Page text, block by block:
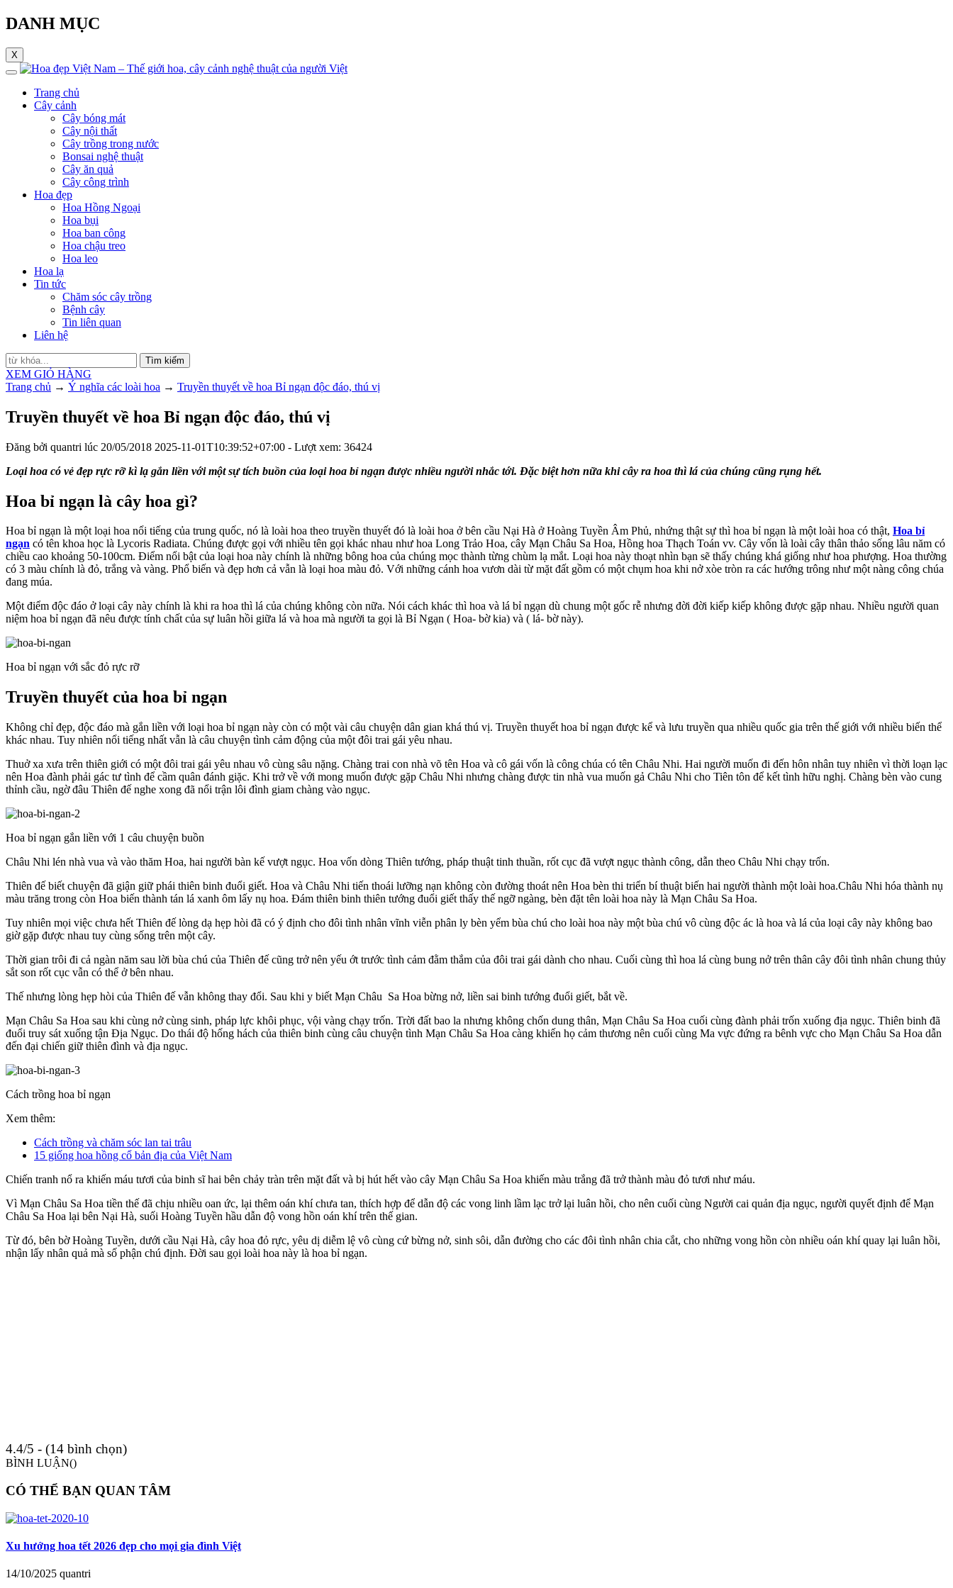
DANH MỤC
X
Trang chủ
Cây cảnh
Cây bóng mát
Cây nội thất
Cây trồng trong nước
Bonsai nghệ thuật
Cây ăn quả
Cây công trình
Hoa đẹp
Hoa Hồng Ngoại
Hoa bụi
Hoa ban công
Hoa chậu treo
Hoa leo
Hoa lạ
Tin tức
Chăm sóc cây trồng
Bệnh cây
Tin liên quan
Liên hệ
Tìm kiếm
XEM GIỎ HÀNG
Trang chủ → Ý nghĩa các loài hoa → Truyền thuyết về hoa Bỉ ngạn độc đáo, thú vị
Truyền thuyết về hoa Bỉ ngạn độc đáo, thú vị
Đăng bởi quantri lúc 20/05/2018 2025-11-01T10:39:52+07:00 - Lượt xem: 36424
Loại hoa có vẻ đẹp rực rỡ kì lạ gắn liền với một sự tích buồn của loại hoa bỉ ngạn được nhiều người nhắc tới. Đặc biệt hơn nữa khi cây ra hoa thì lá của chúng cũng rụng hết.
Hoa bỉ ngạn là cây hoa gì?
Hoa bỉ ngạn là một loại hoa nổi tiếng của trung quốc, nó là loài hoa theo truyền thuyết đó là loài hoa ở bên cầu Nại Hà ở Hoàng Tuyền Âm Phủ, nhứng thật sự thì hoa bỉ ngạn là một loài hoa có thật, Hoa bỉ
ngạn có tên khoa học là Lycoris Radiata. Chúng được gọi với nhiều tên gọi khác nhau như hoa Long Trảo Hoa, cây Mạn Châu Sa Hoa, Hồng hoa Thạch Toán vv. Cây vốn là loài cây thân thảo sống lâu năm có
chiều cao khoảng 50-100cm. Điểm nổi bật của loại hoa này chính là những bông hoa của chúng mọc thành từng chùm lạ mắt. Loại hoa này thoạt nhìn bạn sẽ thấy chúng khá giống như hoa phượng. Hoa thường
có 3 màu chính là đỏ, trắng và vàng. Phổ biến và đẹp hơn cả vẫn là loại hoa màu đỏ. Với những cánh hoa vươn dài từ mặt đất gồm có một chụm hoa khi nở xòe tròn ra các hướng trông như một nàng công chúa
đang múa.
Một điểm độc đáo ở loại cây này chính là khi ra hoa thì lá của chúng không còn nữa. Nói cách khác thì hoa và lá bỉ ngạn dù chung một gốc rễ nhưng đời đời kiếp kiếp không được gặp nhau. Nhiều người quan
niệm hoa bỉ ngạn đã nêu được tính chất của sự luân hồi giữa lá và hoa mà người ta gọi là Bỉ Ngạn ( Hoa- bờ kia) và ( lá- bờ này).
Hoa bỉ ngạn với sắc đỏ rực rỡ
Truyền thuyết của hoa bỉ ngạn
Không chỉ đẹp, độc đáo mà gắn liền với loại hoa bỉ ngạn này còn có một vài câu chuyện dân gian khá thú vị. Truyền thuyết hoa bỉ ngạn được kể và lưu truyền qua nhiều quốc gia trên thế giới với nhiều biến thể
khác nhau. Tuy nhiên nổi tiếng nhất vẫn là câu chuyện tình cảm động của một đôi trai gái yêu nhau.
Thuở xa xưa trên thiên giới có một đôi trai gái yêu nhau vô cùng sâu nặng. Chàng trai con nhà võ tên Hoa và cô gái vốn là công chúa có tên Châu Nhi. Hai người muốn đi đến hôn nhân tuy nhiên vì thời loạn lạc
nên Hoa đành phải gác tư tình để cầm quân đánh giặc. Khi trở về với mong muốn được gặp Châu Nhi nhưng chàng được tin nhà vua muốn gả Châu Nhi cho Tiên tôn để kết tình hữu nghị. Chàng bèn vào cung
thỉnh cầu, ngờ đâu Thiên đế nghe xong đã nổi trận lôi đình giam chàng vào ngục.
Hoa bỉ ngạn gắn liền với 1 câu chuyện buồn
Châu Nhi lén nhà vua và vào thăm Hoa, hai người bàn kế vượt ngục. Hoa vốn dòng Thiên tướng, pháp thuật tinh thuần, rốt cục đã vượt ngục thành công, dẫn theo Châu Nhi chạy trốn.
Thiên đế biết chuyện đã giận giữ phái thiên binh đuổi giết. Hoa và Châu Nhi tiến thoái lưỡng nạn không còn đường thoát nên Hoa bèn thi triển bí thuật biến hai người thành một loài hoa.Châu Nhi hóa thành nụ
màu trăng trong còn Hoa biến thành tán lá xanh ôm lấy nụ hoa. Đám thiên binh thiên tướng đuổi giết thấy thế ngỡ ngàng, bèn đặt tên loài hoa này là Mạn Châu Sa Hoa.
Tuy nhiên mọi việc chưa hết Thiên đế lòng dạ hẹp hòi đã có ý định cho đôi tình nhân vĩnh viễn phân ly bèn yểm bùa chú cho loài hoa này một bùa chú vô cùng độc ác là hoa và lá của loại cây này không bao
giờ gặp được nhau tuy cùng sống trên một cây.
Thời gian trôi đi cả ngàn năm sau lời bùa chú của Thiên đế cũng trở nên yếu ớt trước tình cảm đằm thắm của đôi trai gái dành cho nhau. Cuối cùng thì hoa lá cùng bung nở trên thân cây đôi tình nhân chung thủy
sắt son rốt cục vẫn có thể ở bên nhau.
Thế nhưng lòng hẹp hòi của Thiên đế vẫn không thay đổi. Sau khi y biết Mạn Châu Sa Hoa bừng nở, liền sai binh tướng đuổi giết, bắt về.
Mạn Châu Sa Hoa sau khi cùng nở cùng sinh, pháp lực khôi phục, vội vàng chạy trốn. Trời đất bao la nhưng không chốn dung thân, Mạn Châu Sa Hoa cuối cùng đành phải trốn xuống địa ngục. Thiên binh đã
đuổi truy sát xuống tận Địa Ngục. Do thái độ hống hách của thiên binh cùng câu chuyện tình Mạn Châu Sa Hoa càng khiến họ cảm thương nên cuối cùng Ma vực đứng ra bênh vực cho Mạn Châu Sa Hoa dẫn
đến đại chiến giữ thiên đình và địa ngục.
Cách trồng hoa bỉ ngạn
Xem thêm:
Cách trồng và chăm sóc lan tai trâu
15 giống hoa hồng cổ bản địa của Việt Nam
Chiến tranh nổ ra khiến máu tươi của binh sĩ hai bên chảy tràn trên mặt đất và bị hút hết vào cây Mạn Châu Sa Hoa khiến màu trắng đã trở thành màu đỏ tươi như máu.
Vì Mạn Châu Sa Hoa tiền thế đã chịu nhiều oan ức, lại thêm oán khí chưa tan, thích hợp để dẫn độ các vong linh lầm lạc trở lại luân hồi, cho nên cuối cùng Người cai quản địa ngục, người quyết định để Mạn
Châu Sa Hoa lại bên Nại Hà, suối Hoàng Tuyền hầu dẫn độ vong hồn oán khí trên thế gian.
Từ đó, bên bờ Hoàng Tuyền, dưới cầu Nại Hà, cây hoa đỏ rực, yêu dị diễm lệ vô cùng cứ bừng nở, sinh sôi, dẫn đường cho các đôi tình nhân chia cắt, cho những vong hồn còn nhiều oán khí quay lại luân hồi,
nhận lấy nhân quả mà số phận chú định. Đời sau gọi loài hoa này là hoa bỉ ngạn.
4.4/5 - (14 bình chọn)
BÌNH LUẬN()
CÓ THỂ BẠN QUAN TÂM
Xu hướng hoa tết 2026 đẹp cho mọi gia đình Việt
14/10/2025 quantri